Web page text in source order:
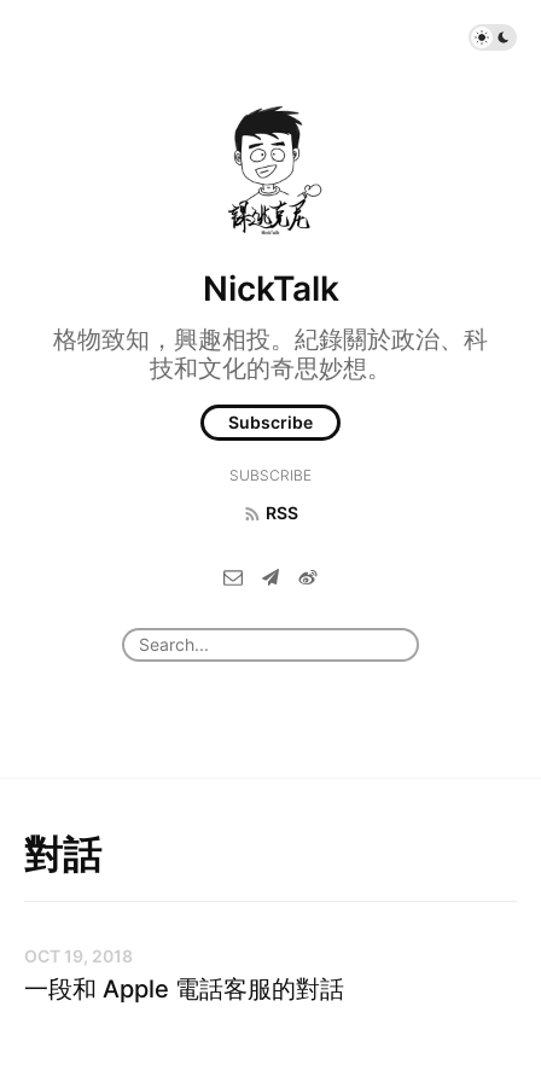
NickTalk
格物致知，興趣相投。紀錄關於政治、科
技和文化的奇思妙想。
Subscribe
SUBSCRIBE
RSS
對話
OCT 19, 2018
一段和 Apple 電話客服的對話